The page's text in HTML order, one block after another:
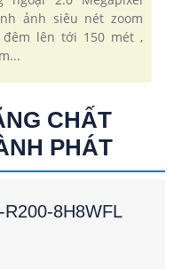
ảnh siêu nét zoom
lên tới 150 mét ,
CHẤT
PHÁT
8H8WFL